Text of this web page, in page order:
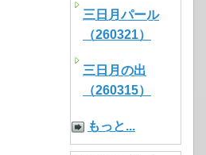
三日月パール
（260321）
三日月の出
（260315）
もっと...